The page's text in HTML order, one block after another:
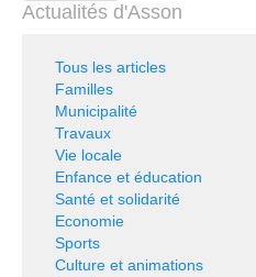
Actualités d'Asson
Tous les articles
Familles
Municipalité
Travaux
Vie locale
Enfance et éducation
Santé et solidarité
Economie
Sports
Culture et animations